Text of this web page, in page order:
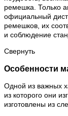
ремешка. Только
официальный
ремешков, их
и соблюдение
Свернуть
Особенности
Одной из важных
из которого они
изготовлены из